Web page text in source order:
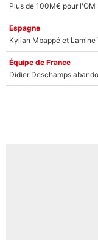
Espagne
Équipe de France